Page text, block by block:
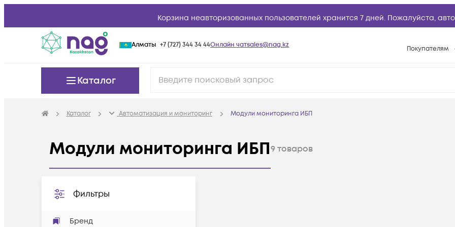
Корзина неавторизованных пользователей хранится 7 дней. Пожалуйста,
Алматы +7 (727) 344 34 44Онлайн чатsales@nag.kz Покупателям
Каталог
Каталог Автоматизация и мониторинг Модули мониторинга ИБП
Модули мониторинга ИБП9 товаров
Фильтры
Бренд